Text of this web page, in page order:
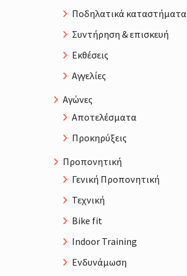
Ποδηλατικά καταστήματα
Συντήρηση & επισκευή
Εκθέσεις
Αγγελίες
Αγώνες
Αποτελέσματα
Προκηρύξεις
Προπονητική
Γενική Προπονητική
Τεχνική
Bike fit
Indoor Training
Ενδυνάμωση